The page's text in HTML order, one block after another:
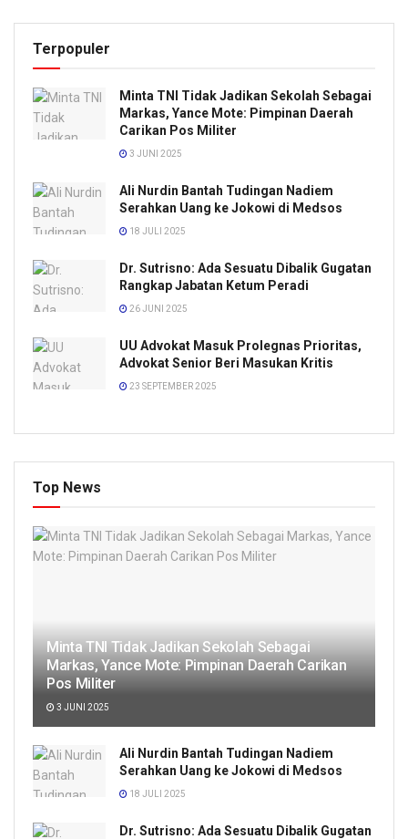
Terpopuler
Minta TNI Tidak Jadikan Sekolah Sebagai
Markas, Yance Mote: Pimpinan Daerah
Carikan Pos Militer
3 JUNI 2025
Ali Nurdin Bantah Tudingan Nadiem
Serahkan Uang ke Jokowi di Medsos
18 JULI 2025
Dr. Sutrisno: Ada Sesuatu Dibalik Gugatan
Rangkap Jabatan Ketum Peradi
26 JUNI 2025
UU Advokat Masuk Prolegnas Prioritas,
Advokat Senior Beri Masukan Kritis
23 SEPTEMBER 2025
Top News
Minta TNI Tidak Jadikan Sekolah Sebagai
Markas, Yance Mote: Pimpinan Daerah Carikan
Pos Militer
3 JUNI 2025
Ali Nurdin Bantah Tudingan Nadiem
Serahkan Uang ke Jokowi di Medsos
18 JULI 2025
Dr. Sutrisno: Ada Sesuatu Dibalik Gugatan